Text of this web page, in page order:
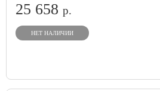
25 658 р.
НЕТ НАЛИЧИИ